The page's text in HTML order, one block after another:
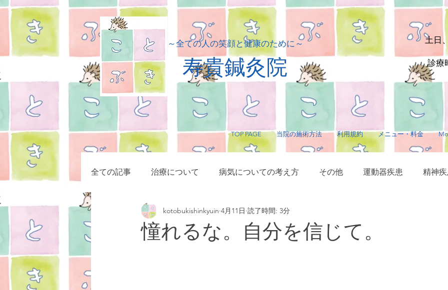
​～全ての人の笑顔と健康のために～
​寿貴鍼灸院
土日
診療
TOP PAGE 当院の施術方法 利用規約 メニュー・料金
全ての記事 治療について 病気についての考え方 その他 運動器疾患 精神
小児疾患 症例集 マッサージ・指圧
憧れるな。自分を信じて。
kotobukishinkyuin 4月11日 読了時間: 3分